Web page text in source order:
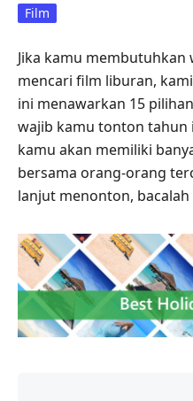
Film
Jika kamu
mencari film liburan,
ini menawarkan 15
wajib kamu tonton tahun
kamu akan memiliki
bersama orang-orang
lanjut menonton,